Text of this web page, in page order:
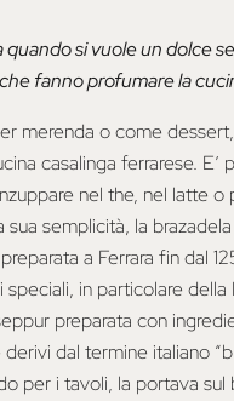
si vuole un dolce
fanno profumare la
merenda o come
casalinga ferrarese. E’
nel the, nel latte o
semplicità, la
a Ferrara fin dal
in particolare della
preparata con
dal termine italiano
per i tavoli, la portava sul